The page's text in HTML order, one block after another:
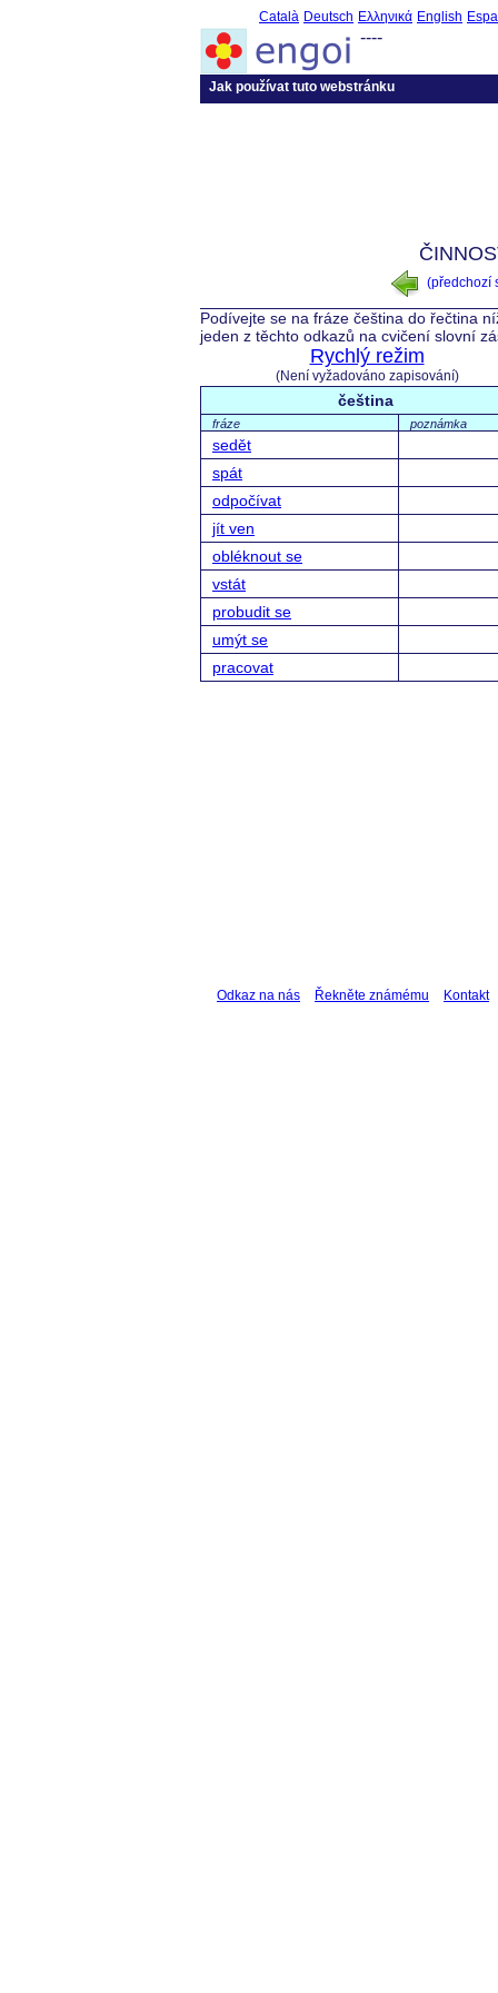
Català Deutsch Ελληνικά English
----
Jak používat tuto webstránku
(předchozí
Podívejte se na fráze čeština do řečtina
jeden z těchto odkazů na cvičení slovní
Rychlý režim
(Není vyžadováno zapisování)
čeština
fráze poznámka
sedět
spát
odpočívat
jít ven
obléknout se
vstát
probudit se
umýt se
pracovat
Odkaz na nás Řekněte známému Kontakt